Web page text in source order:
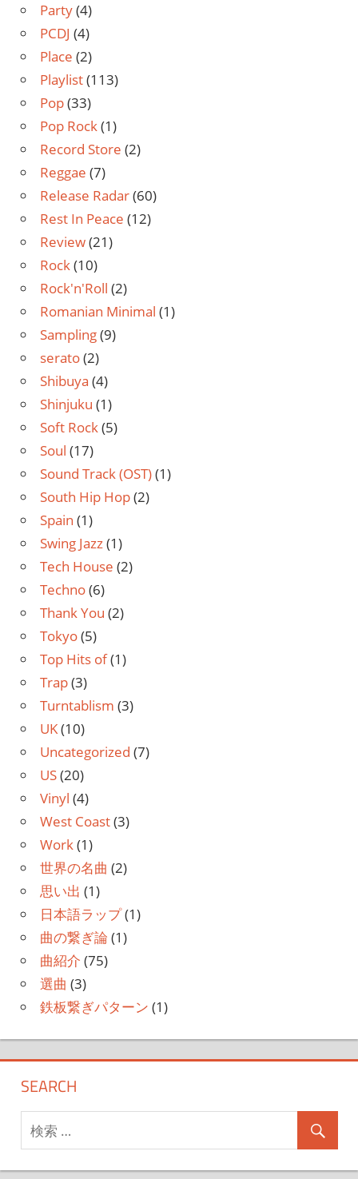
Party(4)
PCDJ (4)
Place (2)
Playlist(113)
Pop(33)
Pop Rock(1)
Record Store (2)
Reggae (7)
Release Radar(60)
Rest In Peace (12)
Review(21)
Rock(10)
Rock'n'Roll (2)
Romanian Minimal (1)
Sampling(9)
serato(2)
Shibuya (4)
Shinjuku (1)
Soft Rock(5)
Soul (17)
Sound Track (OST)(1)
South Hip Hop(2)
Spain (1)
Swing Jazz(1)
Tech House (2)
Techno(6)
Thank You (2)
Tokyo(5)
Top Hits of(1)
Trap(3)
Turntablism (3)
UK(10)
Uncategorized (7)
US(20)
Vinyl (4)
West Coast(3)
Work(1)
世界の名曲 (2)
思い出 (1)
日本語ラップ(1)
曲の繋ぎ論 (1)
曲紹介 (75)
選曲 (3)
鉄板繋ぎパターン (1)
SEARCH